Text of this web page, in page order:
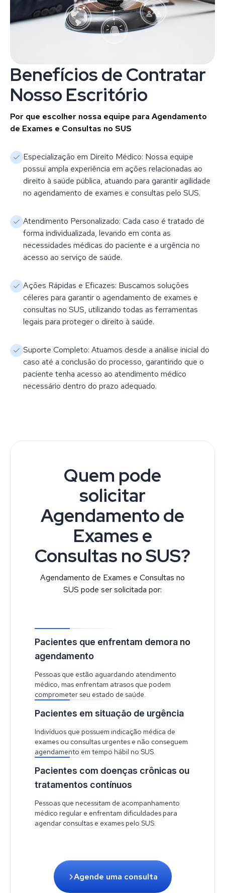
Benefícios de Contratar
Nosso Escritório
Por que escolher nossa equipe para Agendamento
de Exames e Consultas no SUS
Especialização em Direito Médico: Nossa equipe
possui ampla experiência em ações relacionadas ao
direito à saúde pública, atuando para garantir agilidade
no agendamento de exames e consultas pelo SUS.
Atendimento Personalizado: Cada caso é tratado de
forma individualizada, levando em conta as
necessidades médicas do paciente e a urgência no
acesso ao serviço de saúde.
Ações Rápidas e Eficazes: Buscamos soluções
céleres para garantir o agendamento de exames e
consultas no SUS, utilizando todas as ferramentas
legais para proteger o direito à saúde.
Suporte Completo: Atuamos desde a análise inicial do
caso até a conclusão do processo, garantindo que o
paciente tenha acesso ao atendimento médico
necessário dentro do prazo adequado.
Quem pode
solicitar
Agendamento de
Exames e
Consultas no SUS?
Agendamento de Exames e Consultas no
SUS pode ser solicitada por:
Pacientes que enfrentam demora no
agendamento
Pessoas que estão aguardando atendimento
médico, mas enfrentam atrasos que podem
comprometer seu estado de saúde.
Pacientes em situação de urgência
Indivíduos que possuem indicação médica de
exames ou consultas urgentes e não conseguem
agendamento em tempo hábil no SUS.
Pacientes com doenças crônicas ou
tratamentos contínuos
Pessoas que necessitam de acompanhamento
médico regular e enfrentam dificuldades para
agendar consultas e exames pelo SUS.
Agende uma consulta